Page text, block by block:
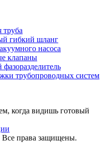
труба
гибкий шланг
насоса
клапаны
трубопроводных систем
когда видишь готовый
Все права защищены.